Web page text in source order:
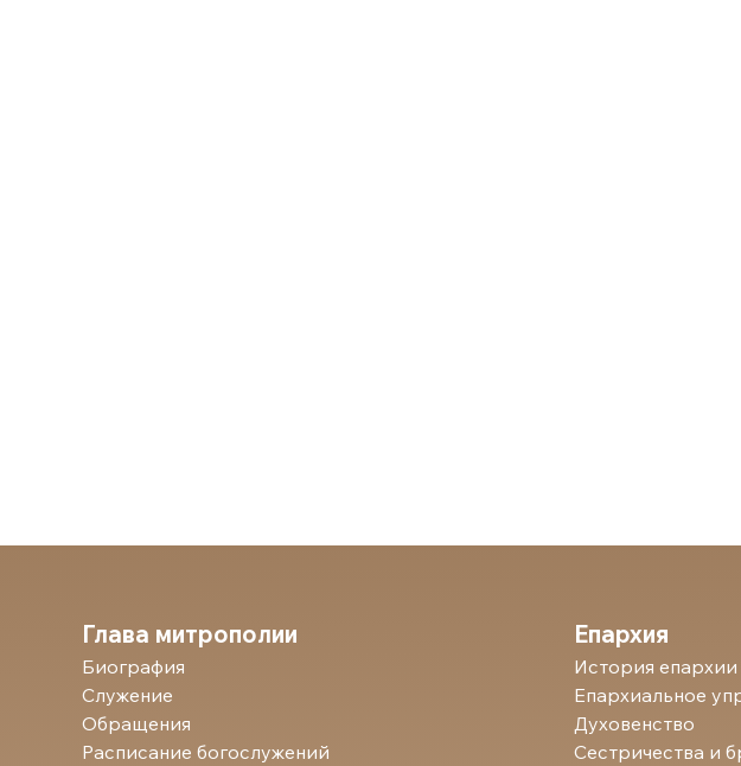
Глава митрополии
Биография
Служение
Обращения
Расписание богослужений
Епархия
История епархии
Епархиальное
Духовенство
Сестричества и